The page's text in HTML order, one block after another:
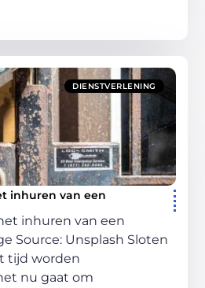
DIENSTVERLENING
inhuren van een
inhuren van een
Source: Unsplash‍ Sloten
tijd worden
nu gaat om